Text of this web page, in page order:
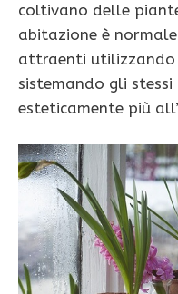
coltivano delle
abitazione è
attraenti
sistemando gli
esteticamente più